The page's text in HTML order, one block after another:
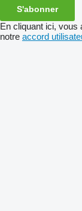
S'abonner
En cliquant ici, vous
notre accord